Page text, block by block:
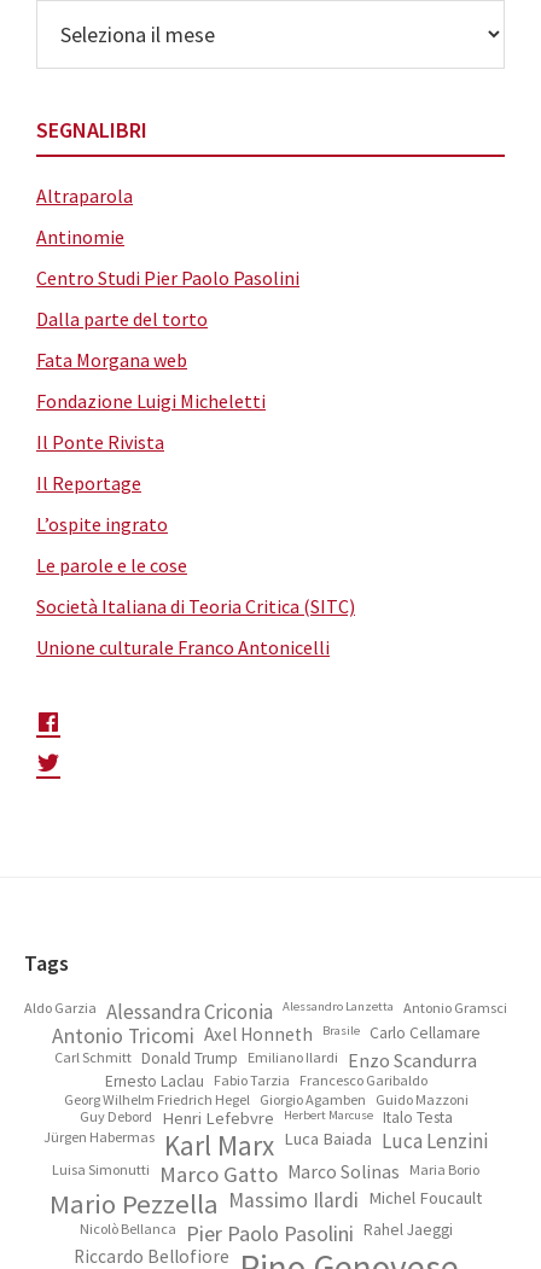
SEGNALIBRI
Altraparola
Antinomie
Centro Studi Pier Paolo Pasolini
Dalla parte del torto
Fata Morgana web
Fondazione Luigi Micheletti
Il Ponte Rivista
Il Reportage
L’ospite ingrato
Le parole e le cose
Società Italiana di Teoria Critica (SITC)
Unione culturale Franco Antonicelli
Footer
Tags
Aldo Garzia Alessandra Criconia Alessandro Lanzetta Antonio Gramsci
Antonio Tricomi Axel Honneth Brasile Carlo Cellamare
Carl Schmitt Donald Trump Emiliano Ilardi Enzo Scandurra
Ernesto Laclau Fabio Tarzia
Francesco Garibaldo
Georg Wilhelm Friedrich Hegel
Giorgio Agamben
Guido Mazzoni
Guy Debord
Henri Lefebvre Herbert Marcuse Italo Testa
Jürgen Habermas Karl Marx Luca Baiada Luca Lenzini
Luisa Simonutti Marco Gatto Marco Solinas Maria Borio
Mario Pezzella Massimo Ilardi Michel Foucault
Nicolò Bellanca Pier Paolo Pasolini Rahel Jaeggi
Riccardo Bellofiore